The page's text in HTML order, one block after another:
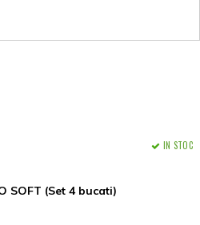
SOFT (Set 4 bucati)
IN STOC